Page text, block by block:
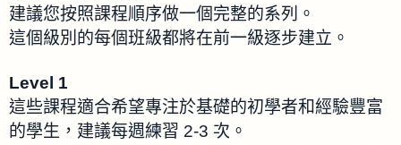
建議您按照課程順序做一個完整的系列。
這個級別的每個班級都將在前一級逐步建立。
Level 1
這些課程適合希望專注於基礎的初學者和經驗豐富
的學生，建議每週練習 2-3 次。